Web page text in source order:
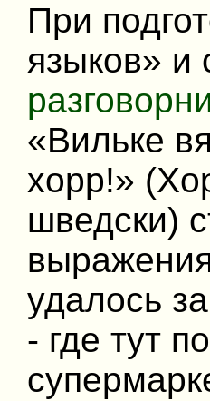
При
языков» и
«Вильке
хорр!»
шведски)
удалось
- где тут